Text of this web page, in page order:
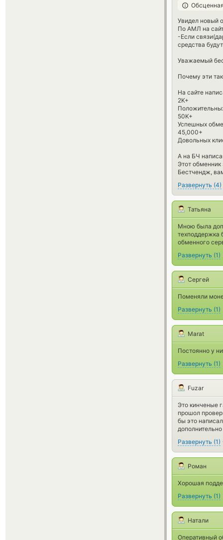
Увидел новый
По АМЛ на
-Если
средства
Уважаемый
Почему эти
На сайте
2K+
50K+
Успешных
45,000+
Довольных
А на БЧ
Этот обменник
Бестчендж,
Развернуть (4)
Татьяна
Мною была
техподдержка
обменного
Развернуть (1)
Сергей
Поменяли
Развернуть (1)
Marat
Постоянно у
Развернуть (1)
Fuzar
Это кинченые
прошол
бы это
Развернуть (1)
Роман
Хорошая
Развернуть (1)
Натали
Оперативный